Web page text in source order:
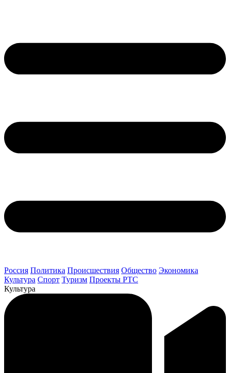
Россия Политика Происшествия Общество Экономика
Культура Спорт Туризм Проекты РТС
Культура